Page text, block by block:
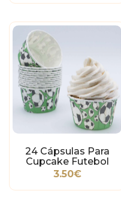
24 Cápsulas Para
Cupcake Futebol
3.50€